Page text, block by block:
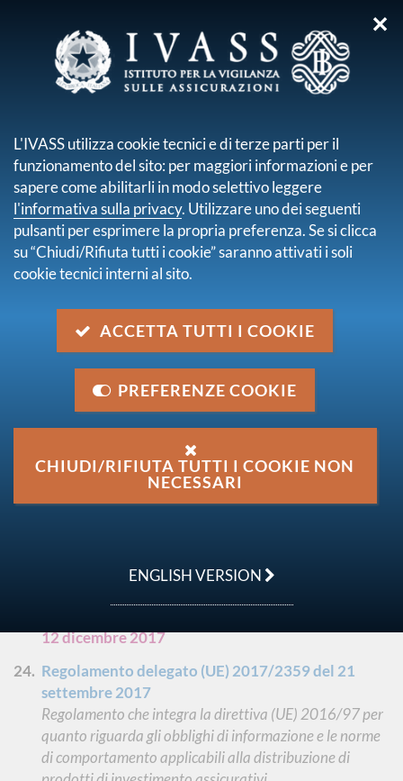
sei qui:
Regolamenti europei
pagina 3 di 4
Regolamento delegato UE 2018/541 del 20
dicembre 2017
Regolamento recante modifica del regolamento
(UE) 2017/2359 per quanto riguarda le loro date di
applicazione
20 dicembre 2017
Regolamento (UE) 2017/2394 del 12 dicembre
2017
Regolamento sulla cooperazione tra autorità nazionali
responsabili dell'esecuzione della normativa che tutela i
consumatori
Regolamento che stabilisce il quadro generale per la
12 dicembre 2017
Regolamento delegato (UE) 2017/2359 del 21
settembre 2017
Regolamento che integra la direttiva (UE) 2016/97 per
quanto riguarda gli obblighi di informazione e le norme
di comportamento applicabili alla distribuzione di
✕
L'IVASS utilizza cookie tecnici e di terze parti per il
funzionamento del sito: per maggiori informazioni e per
sapere come abilitarli in modo selettivo leggere
l'informativa sulla privacy. Utilizzare uno dei seguenti
pulsanti per esprimere la propria preferenza. Se si clicca
su “Chiudi/Rifiuta tutti i cookie” saranno attivati i soli
cookie tecnici interni al sito.
ACCETTA TUTTI I COOKIE
PREFERENZE COOKIE
CHIUDI/RIFIUTA TUTTI I COOKIE NON
NECESSARI
ENGLISH VERSION